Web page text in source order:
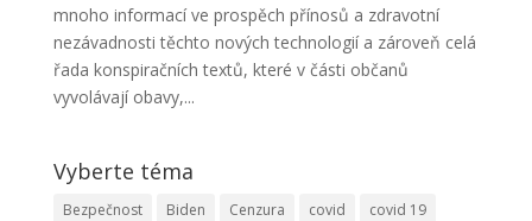
mnoho informací ve prospěch přínosů a zdravotní
nezávadnosti těchto nových technologií a zároveň celá
řada konspiračních textů, které v části občanů
vyvolávají obavy,...
Vyberte téma
Bezpečnost Biden Cenzura covid
covid 19